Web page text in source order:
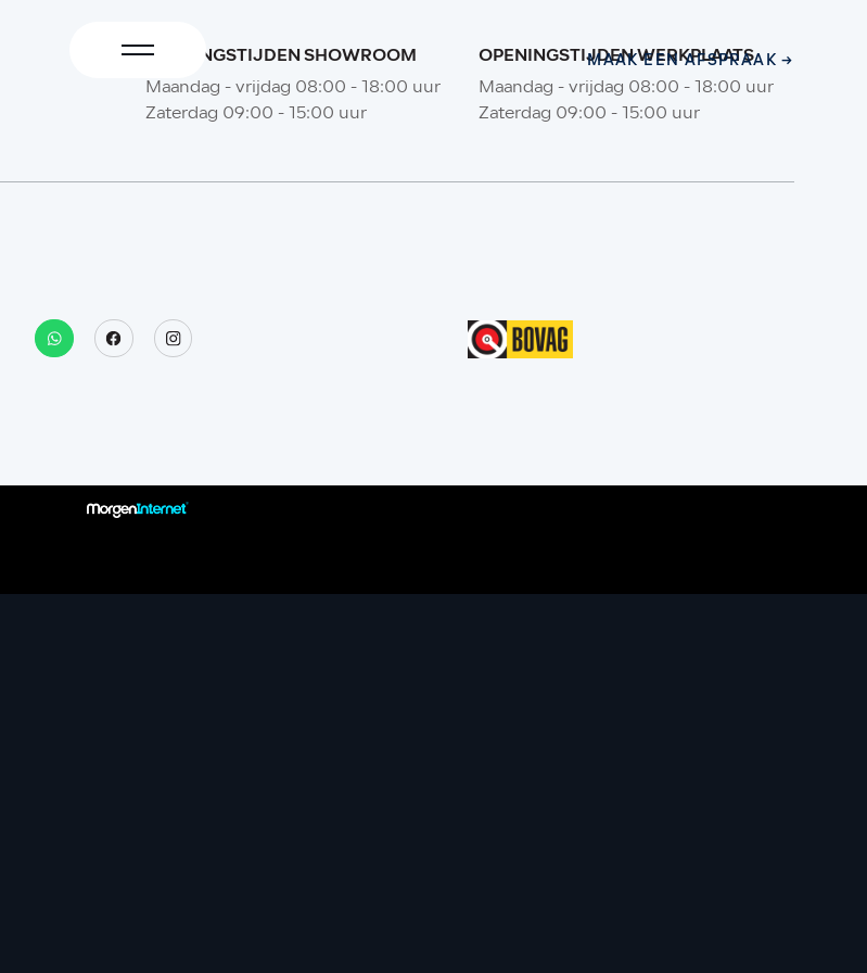
MAAK EEN AFSPRAAK
MAAK EEN AFSPRAAK
OPENINGSTIJDEN SHOWROOM
Maandag - vrijdag 08:00 - 18:00 uur
Zaterdag 09:00 - 15:00 uur
OPENINGSTIJDEN WERKPLAATS
Maandag - vrijdag 08:00 - 18:00 uur
Zaterdag 09:00 - 15:00 uur